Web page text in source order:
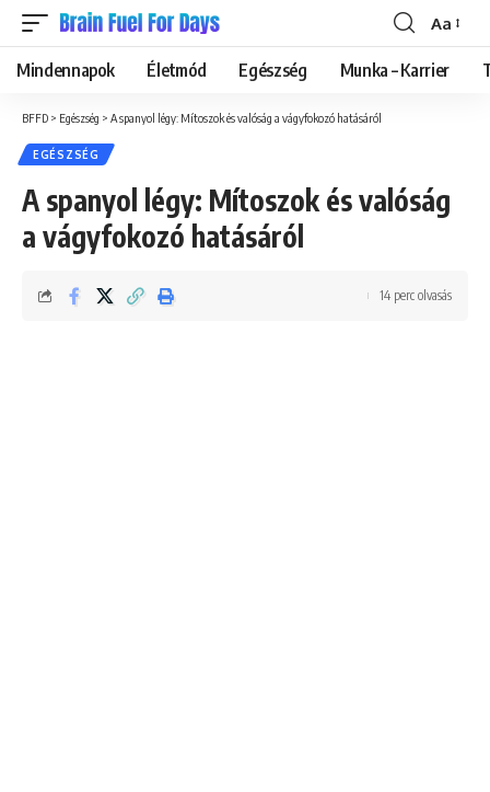
Font
Resizer
Aa
Mindennapok Életmód Egészség Munka – Karrier
BFFD > Egészség > A spanyol légy: Mítoszok és valóság a vágyfokozó hatásáról
EGÉSZSÉG
A spanyol légy: Mítoszok és valóság
a vágyfokozó hatásáról
14 perc olvasás